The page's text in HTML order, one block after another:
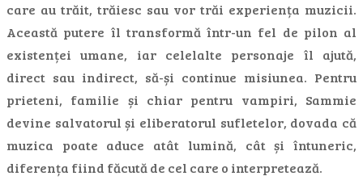
care au trăit, trăiesc sau vor trăi experiența muzicii.
Această putere îl transformă într-un fel de pilon al
existenței umane, iar celelalte personaje îl ajută,
direct sau indirect, să-și continue misiunea. Pentru
prieteni, familie și chiar pentru vampiri, Sammie
devine salvatorul și eliberatorul sufletelor, dovada că
muzica poate aduce atât lumină, cât și întuneric,
diferența fiind făcută de cel care o interpretează.